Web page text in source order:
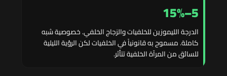
5–15%
الدرجة الليموزين للخلفيات والزجاج الخلفي. خصوصية شبه
كاملة. مسموح به قانونياً في الخلفيات لكن الرؤية الليلية
للسائق من المرآة الخلفية تتأثر.